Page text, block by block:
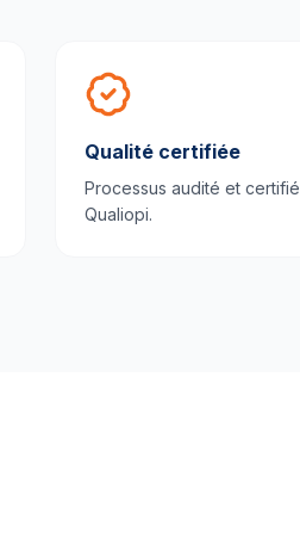
Qualité certifiée
Processus audité et certifié
Qualiopi.